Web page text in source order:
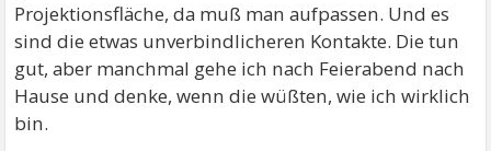
Projektionsfläche, da muß man aufpassen. Und es
sind die etwas unverbindlicheren Kontakte. Die tun
gut, aber manchmal gehe ich nach Feierabend nach
Hause und denke, wenn die wüßten, wie ich wirklich
bin.